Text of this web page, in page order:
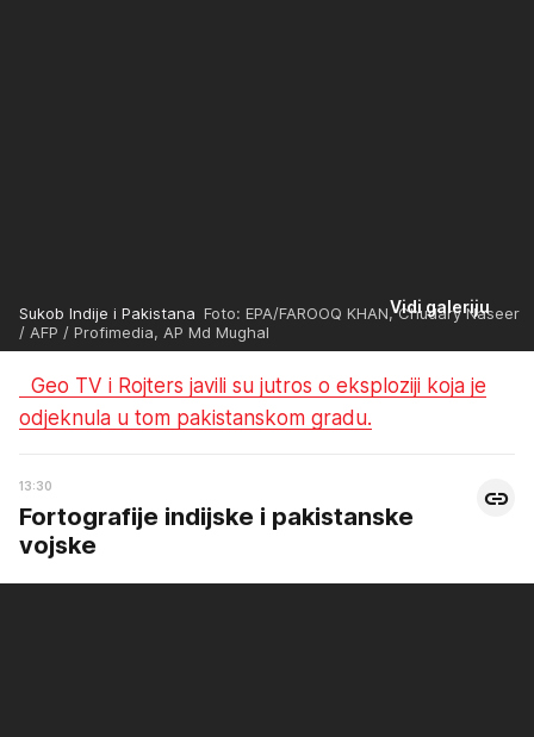
Vidi galeriju
Sukob Indije i Pakistana Foto: EPA/FAROOQ KHAN, Chudary Naseer
/ AFP / Profimedia, AP Md Mughal
Geo TV i Rojters javili su jutros o eksploziji koja je
odjeknula u tom pakistanskom gradu.
13:30
Fortografije indijske i pakistanske
vojske